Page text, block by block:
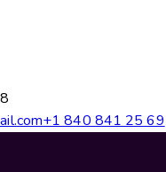
+1 840 841 25 69